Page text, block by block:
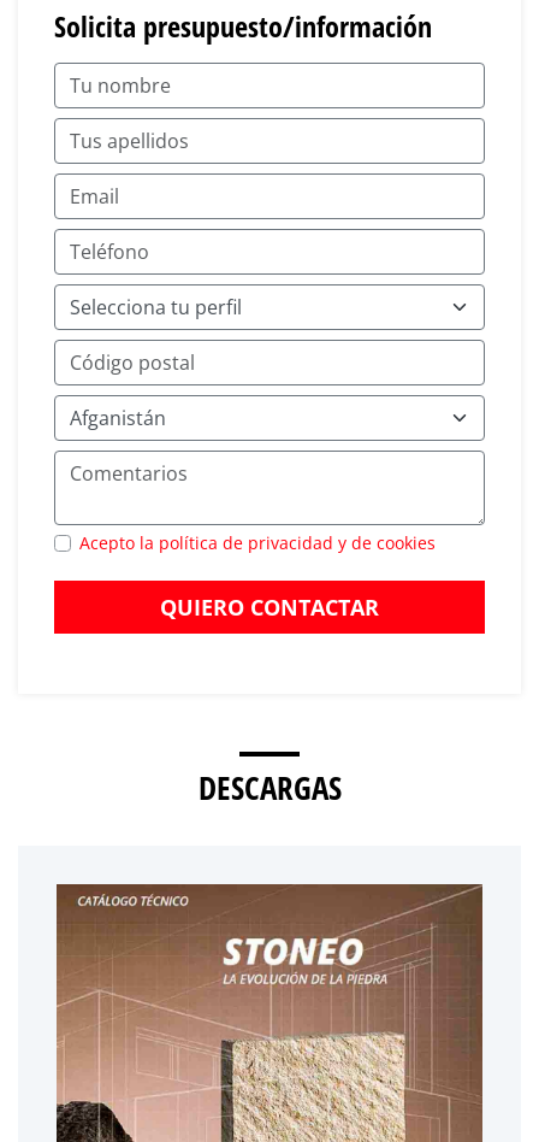
Solicita presupuesto/información
Acepto la política de privacidad y de cookies
QUIERO CONTACTAR
DESCARGAS